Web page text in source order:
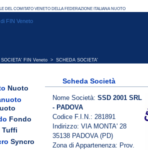
SOCIETA' FIN Veneto > SCHEDA SOCIETA'
Nuoto
Fondo
Tuffi
Syncro
Scheda Società
Nome Società: SSD 2001 SRL
- PADOVA
Codice F.I.N.: 281891
Indirizzo: VIA MONTA' 28
35138 PADOVA (PD)
Zona di Appartenenza: Prov.